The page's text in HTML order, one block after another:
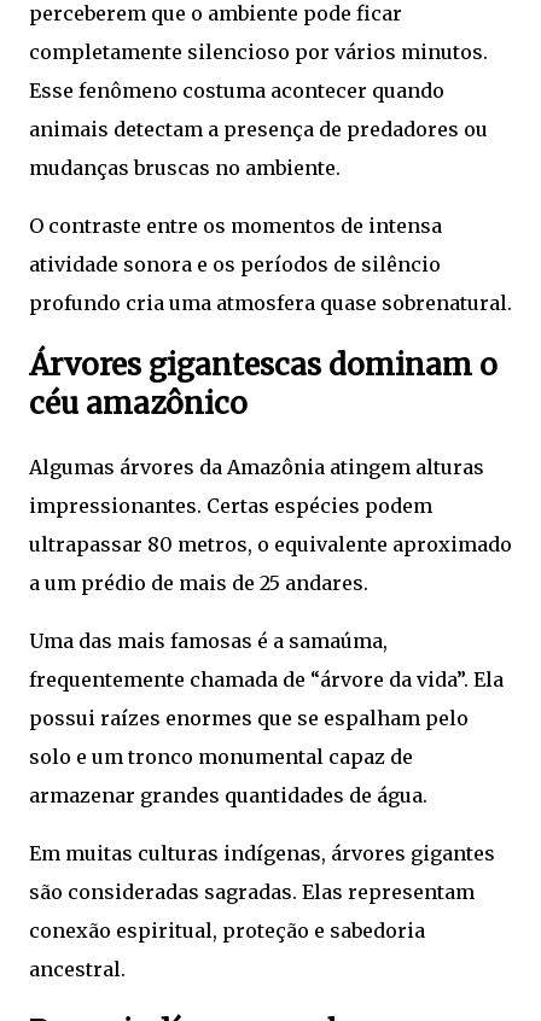
perceberem que o ambiente pode ficar
completamente silencioso por vários minutos.
Esse fenômeno costuma acontecer quando
animais detectam a presença de predadores ou
mudanças bruscas no ambiente.
O contraste entre os momentos de intensa
atividade sonora e os períodos de silêncio
profundo cria uma atmosfera quase sobrenatural.
Árvores gigantescas dominam o
céu amazônico
Algumas árvores da Amazônia atingem alturas
impressionantes. Certas espécies podem
ultrapassar 80 metros, o equivalente aproximado
a um prédio de mais de 25 andares.
Uma das mais famosas é a samaúma,
frequentemente chamada de “árvore da vida”. Ela
possui raízes enormes que se espalham pelo
solo e um tronco monumental capaz de
armazenar grandes quantidades de água.
Em muitas culturas indígenas, árvores gigantes
são consideradas sagradas. Elas representam
conexão espiritual, proteção e sabedoria
ancestral.